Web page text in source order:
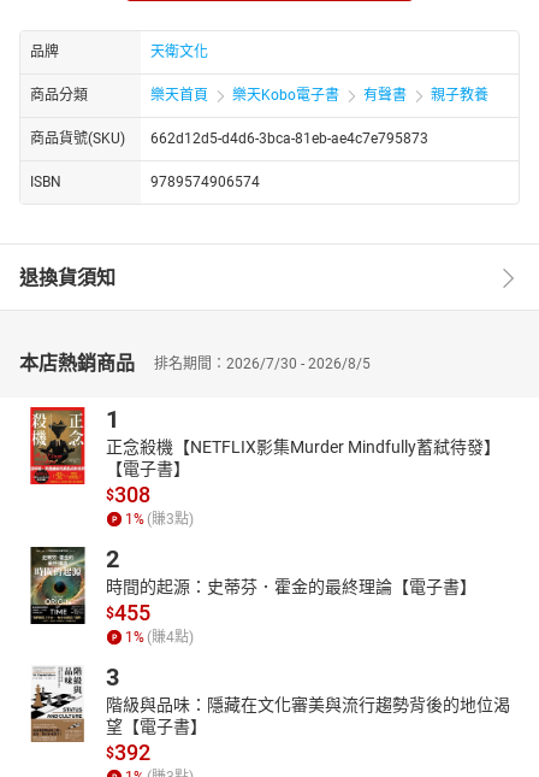
這是一部培養創意的世界歷史。本套書透過圖表，提供孩子快
速掌握、吸收、整合訊息的能力；經由精心構作的文字、插畫、地
圖等設計，潛移默化訓練孩子的邏輯力、藝術美感。
各冊簡介
第一冊 文明源起**．揭開史頁**
四大古文明皆傍水而居，受限於什麼樣的生存處境？
大河流域有沃土和豐水，卻也伴隨著洪水氾濫的危機。
我們生長的地球是怎麼來的？生命又是怎麼開始的？這個看似
遍地榛莽，到有草樹魚鳥、恐龍的生滅，一直到哺乳動物的出現，
可是歷經幾十億年、幾十萬年的演進。最後，終於有了人……西方人
說亞當和夏娃是人類的始祖，中國人則說盤古開天創造了生命，無
論遠古傳說為何？幾十萬年前出現了人類，卻是個不爭的事實。他
們挨著河畔而居，經由石器時代、鐵器時代、青銅器時代不斷地演
品牌 天衛文化
商品分類 樂天首頁 樂天Kobo電子書 有聲書 親子教養
商品貨號(SKU) 662d12d5-d4d6-3bca-81eb-ae4c7e795873
ISBN 9789574906574
退換貨須知
本店熱銷商品 排名期間：2026/7/30 - 2026/8/5
1
正念殺機【NETFLIX影集Murder Mindfully蓄弒待發】
【電子書】
$308
1 % (賺3點)
2
時間的起源：史蒂芬．霍金的最終理論【電子書】
$455
1 % (賺4點)
3
階級與品味：隱藏在文化審美與流行趨勢背後的地位渴
望【電子書】
$392